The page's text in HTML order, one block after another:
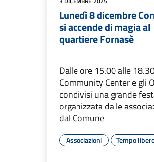
Lunedì 8 dicembre
si accende di magia al
quartiere Fornasè
Dalle ore 15.00 alle
Community Center e gli
condivisi una grande
organizzata dalle
dal Comune
Associazioni Tempo libero